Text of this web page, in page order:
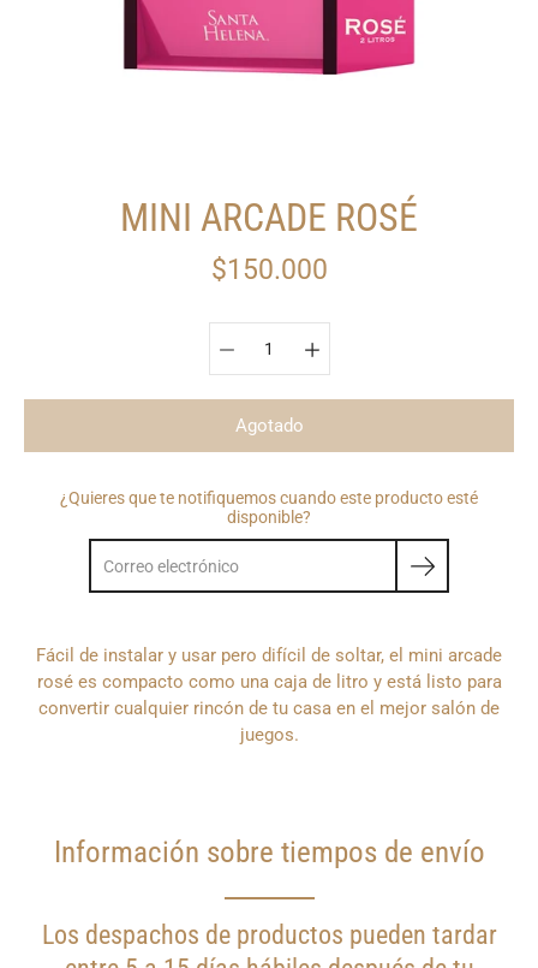
MINI ARCADE ROSÉ
$150.000
Agotado
¿Quieres que te notifiquemos cuando este producto esté
disponible?
Fácil de instalar y usar pero difícil de soltar, el mini arcade
rosé es compacto como una caja de litro y está listo para
convertir cualquier rincón de tu casa en el mejor salón de
juegos.
Información sobre tiempos de envío
Los despachos de productos pueden tardar